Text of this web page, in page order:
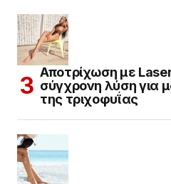
Αποτρίχωση με
σύγχρονη λύση για
της τριχοφυΐας